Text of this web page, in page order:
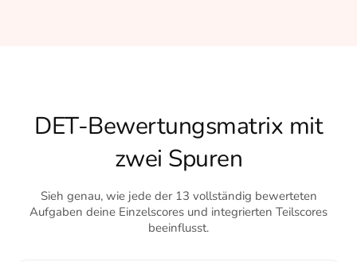
DET-Bewertungsmatrix mit
zwei Spuren
Sieh genau, wie jede der 13 vollständig bewerteten
Aufgaben deine Einzelscores und integrierten Teilscores
beeinflusst.